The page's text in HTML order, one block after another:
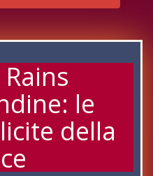
le
della